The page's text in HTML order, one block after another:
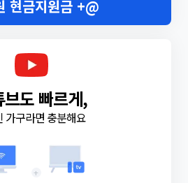
현금지원금 +@
브도 빠르게,
가구라면 충분해요
+